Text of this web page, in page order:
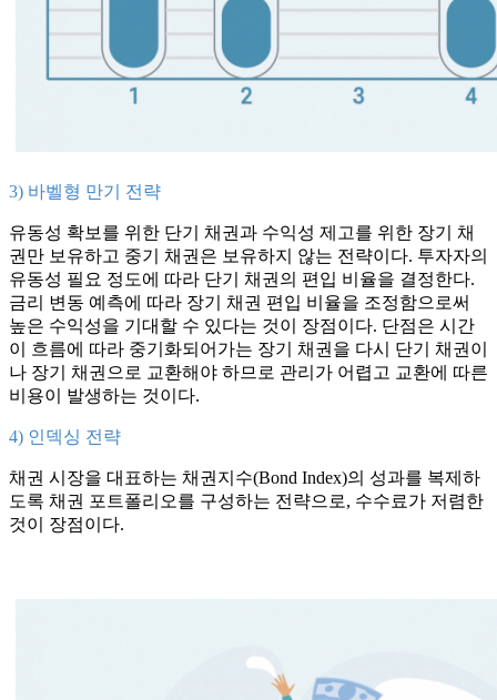
3) 바벨형 만기 전략
유동성 확보를 위한 단기 채권과 수익성 제고를 위한 장기 채
권만 보유하고 중기 채권은 보유하지 않는 전략이다. 투자자의
유동성 필요 정도에 따라 단기 채권의 편입 비율을 결정한다.
금리 변동 예측에 따라 장기 채권 편입 비율을 조정함으로써
높은 수익성을 기대할 수 있다는 것이 장점이다. 단점은 시간
이 흐름에 따라 중기화되어가는 장기 채권을 다시 단기 채권이
나 장기 채권으로 교환해야 하므로 관리가 어렵고 교환에 따른
비용이 발생하는 것이다.
4) 인덱싱 전략
채권 시장을 대표하는 채권지수(Bond Index)의 성과를 복제하
도록 채권 포트폴리오를 구성하는 전략으로, 수수료가 저렴한
것이 장점이다.